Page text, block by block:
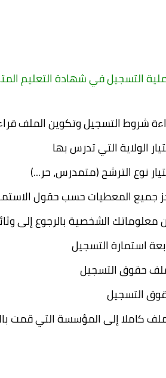
في شهادة التعليم المتوسط 2017 قم بالخطوات
شروط التسجيل وتكوين الملف
الولاية التي تدرس بها
نوع الترشح (متمدرس، حر...)
جميع المعطيات حسب حقول
معلوماتك الشخصية بالرجوع إلى
استمارة التسجيل
حقوق التسجيل
التسجيل
كاملا إلى المؤسسة التي قمت